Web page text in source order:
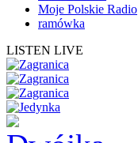
Moje Polskie Radio
ramówka
LISTEN LIVE